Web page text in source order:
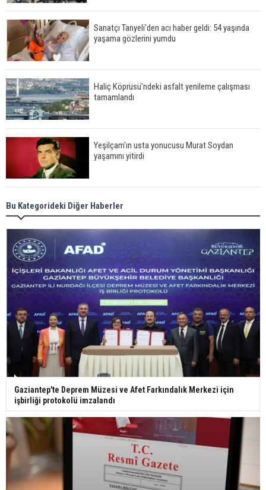
Sanatçı Tanyeli'den acı haber geldi: 54 yaşında
yaşama gözlerini yumdu
Haliç Köprüsü'ndeki asfalt yenileme çalışması
tamamlandı
Yeşilçam'ın usta yonucusu Murat Soydan
yaşamını yitirdi
Meral Akşener ile Müsavat Dervişoğlu cenazede
görüntülendi
29 Mayıs okullar tatil mi?
Bilim kurgu gerçekleşiyor... Dondurulmuş
insanları hayata döndürecek keşif
Ünlü türkücü Mahmut Tuncer estetik operasyon
geçirdi: Son hali gündem oldu
Yerli turist 229,7 milyar lira seyahat harcaması
Bu Kategorideki Diğer Haberler
Gaziantep'te Deprem Müzesi ve Afet Farkındalık Merkezi için
işbirliği protokolü imzalandı